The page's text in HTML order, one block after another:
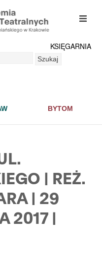
KSIĘGARNIA
Szukaj
BYTOM
| REŻ.
| 29
2017 |